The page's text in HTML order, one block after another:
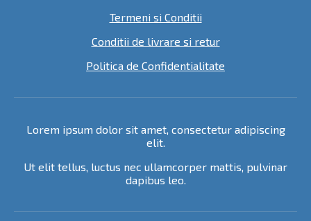
Termeni si Conditii
Conditii de livrare si retur
Politica de Confidentialitate
Lorem ipsum dolor sit amet, consectetur adipiscing
elit.
Ut elit tellus, luctus nec ullamcorper mattis, pulvinar
dapibus leo.